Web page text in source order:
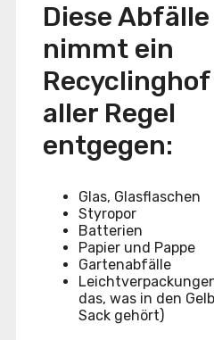
Diese Abfälle
nimmt ein
aller Regel
entgegen:
Glas, Glasflaschen
Styropor
Batterien
Papier und Pappe
Gartenabfälle
das, was in den
Sack gehört)